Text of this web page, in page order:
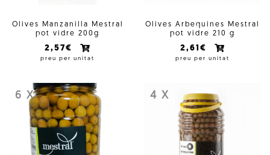
Olives Manzanilla Mestral
pot vidre 200g
2,57€
preu per unitat
Olives Arbequines Mestral
pot vidre 210 g
2,61€
preu per unitat
6 X 4 X